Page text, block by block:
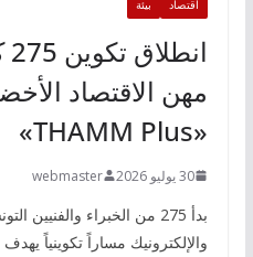
اقتصاد بيئة
مهن الاقتصاد
«THAMM Plus»
30 يوليو 2026 webmaster
بدأ 275 من الخبراء
والإلكترونيك مساراً تكوينياً